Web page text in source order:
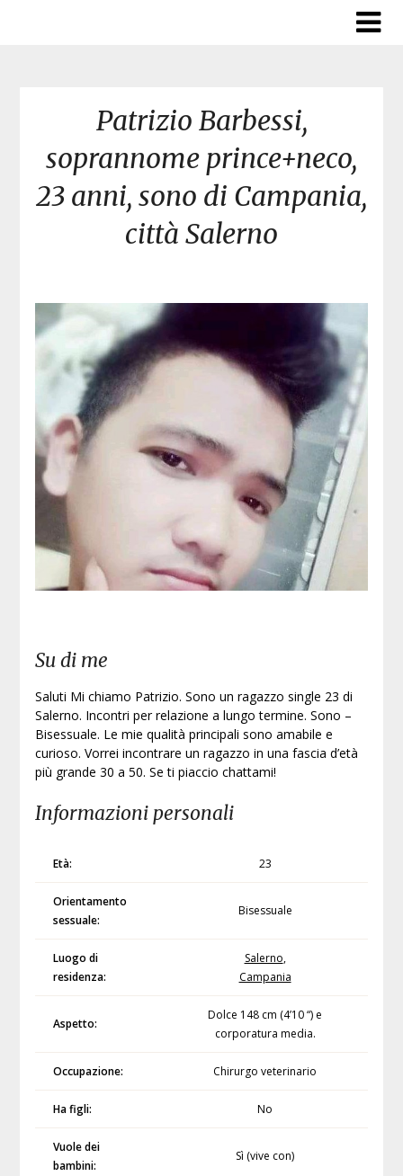
Patrizio Barbessi,
soprannome prince+neco,
23 anni, sono di Campania,
città Salerno
Su di me
Saluti Mi chiamo Patrizio. Sono un ragazzo single 23 di
Salerno. Incontri per relazione a lungo termine. Sono –
Bisessuale. Le mie qualità principali sono amabile e
curioso. Vorrei incontrare un ragazzo in una fascia d’età
più grande 30 a 50. Se ti piaccio chattami!
Informazioni personali
Età: 23
Orientamento
sessuale:
Bisessuale
Luogo di
residenza:
Salerno,
Campania
Aspetto:
Dolce 148 cm (4’10 “) e
corporatura media.
Occupazione: Chirurgo veterinario
Ha figli: No
Vuole dei
bambini:
Sì (vive con)